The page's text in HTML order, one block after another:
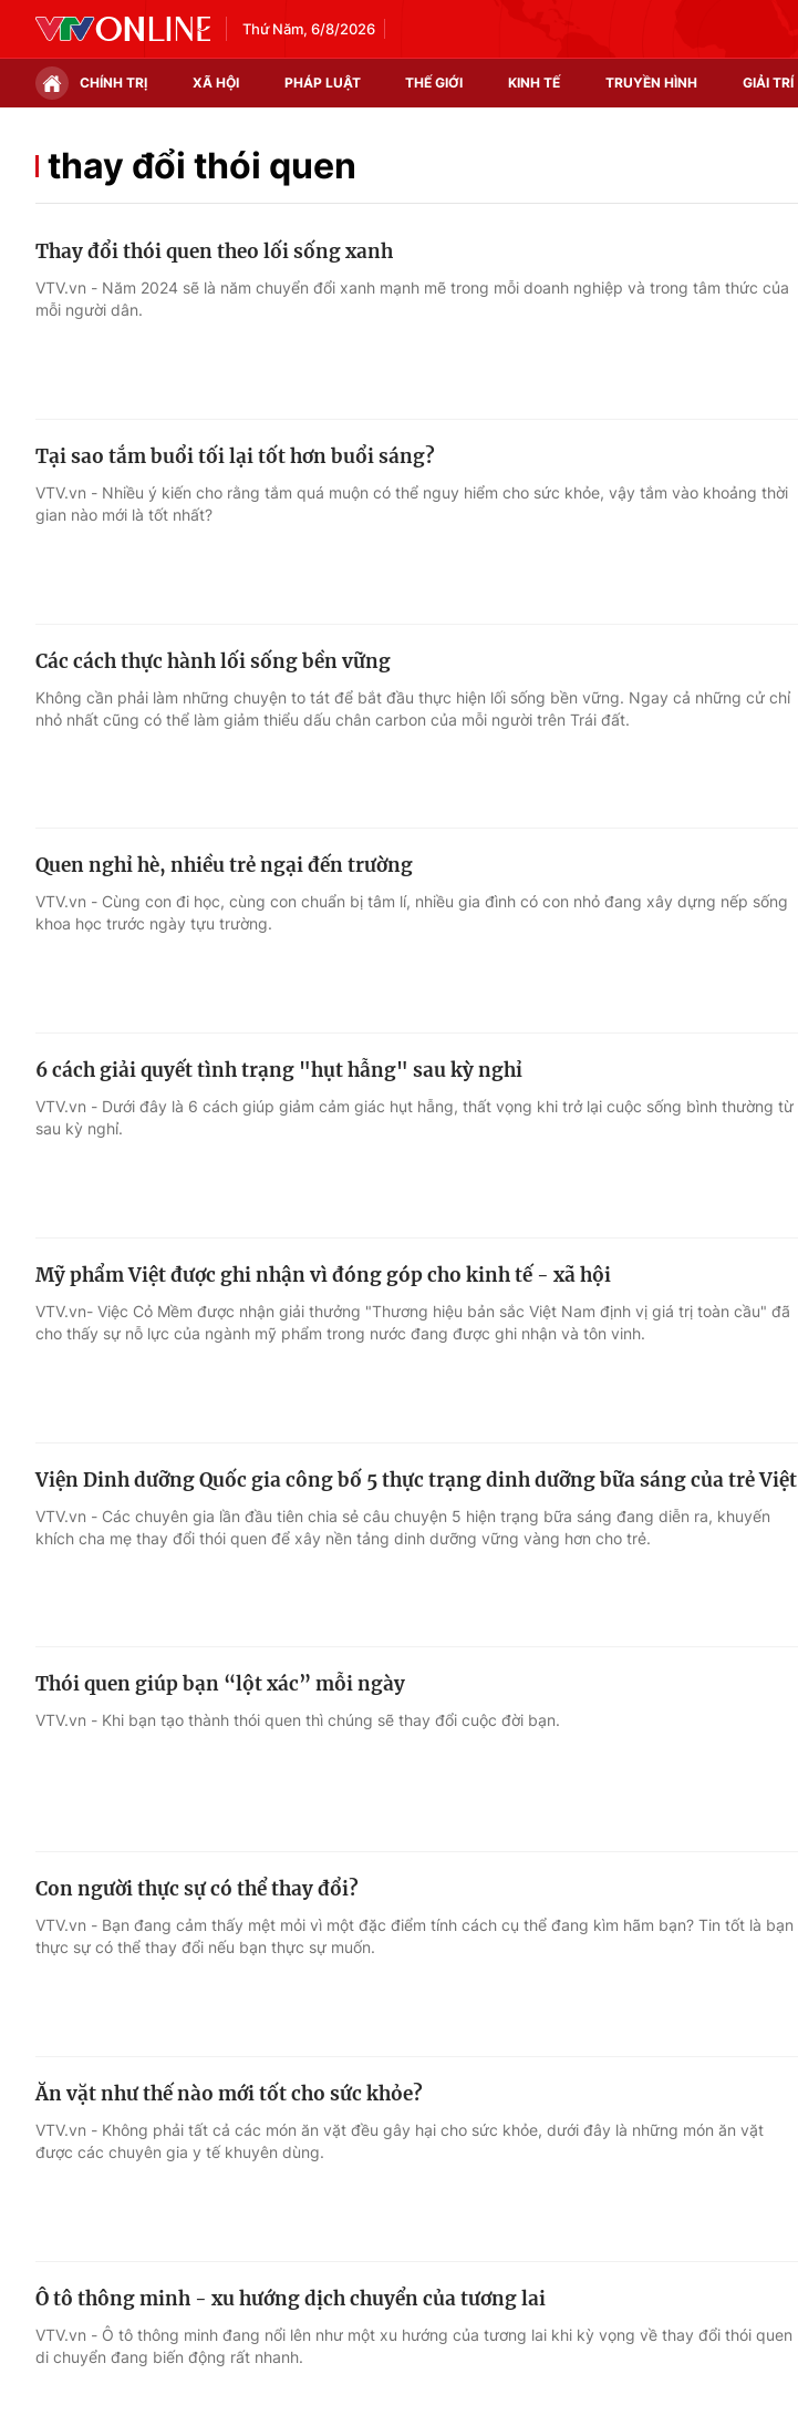
Thứ Năm, 6/8/2026
CHÍNH TRỊ XÃ HỘI PHÁP LUẬT THẾ GIỚI KINH TẾ TRUYỀN HÌNH GIẢI TRÍ
Chính trị
Thế giới đó đây
Điện ảnh
Âm nhạc
Sao
Du lịch
Làm đẹp
Chất lượng cuộc sống
Học trực tuyến
thay đổi thói quen
Thay đổi thói quen theo lối sống xanh
VTV.vn - Năm 2024 sẽ là năm chuyển đổi xanh mạnh mẽ trong mỗi doanh nghiệp và trong tâm thức của
mỗi người dân.
Tại sao tắm buổi tối lại tốt hơn buổi sáng?
VTV.vn - Nhiều ý kiến cho rằng tắm quá muộn có thể nguy hiểm cho sức khỏe, vậy tắm vào khoảng thời
gian nào mới là tốt nhất?
Các cách thực hành lối sống bền vững
Không cần phải làm những chuyện to tát để bắt đầu thực hiện lối sống bền vững. Ngay cả những cử chỉ
nhỏ nhất cũng có thể làm giảm thiểu dấu chân carbon của mỗi người trên Trái đất.
Quen nghỉ hè, nhiều trẻ ngại đến trường
VTV.vn - Cùng con đi học, cùng con chuẩn bị tâm lí, nhiều gia đình có con nhỏ đang xây dựng nếp sống
khoa học trước ngày tựu trường.
6 cách giải quyết tình trạng "hụt hẫng" sau kỳ nghỉ
VTV.vn - Dưới đây là 6 cách giúp giảm cảm giác hụt hẫng, thất vọng khi trở lại cuộc sống bình thường từ
sau kỳ nghỉ.
Mỹ phẩm Việt được ghi nhận vì đóng góp cho kinh tế - xã hội
VTV.vn- Việc Cỏ Mềm được nhận giải thưởng "Thương hiệu bản sắc Việt Nam định vị giá trị toàn cầu" đã
cho thấy sự nỗ lực của ngành mỹ phẩm trong nước đang được ghi nhận và tôn vinh.
Viện Dinh dưỡng Quốc gia công bố 5 thực trạng dinh dưỡng bữa sáng của trẻ Việt
VTV.vn - Các chuyên gia lần đầu tiên chia sẻ câu chuyện 5 hiện trạng bữa sáng đang diễn ra, khuyến
khích cha mẹ thay đổi thói quen để xây nền tảng dinh dưỡng vững vàng hơn cho trẻ.
Thói quen giúp bạn “lột xác” mỗi ngày
VTV.vn - Khi bạn tạo thành thói quen thì chúng sẽ thay đổi cuộc đời bạn.
Con người thực sự có thể thay đổi?
VTV.vn - Bạn đang cảm thấy mệt mỏi vì một đặc điểm tính cách cụ thể đang kìm hãm bạn? Tin tốt là bạn
thực sự có thể thay đổi nếu bạn thực sự muốn.
Ăn vặt như thế nào mới tốt cho sức khỏe?
VTV.vn - Không phải tất cả các món ăn vặt đều gây hại cho sức khỏe, dưới đây là những món ăn vặt
được các chuyên gia y tế khuyên dùng.
Ô tô thông minh - xu hướng dịch chuyển của tương lai
VTV.vn - Ô tô thông minh đang nổi lên như một xu hướng của tương lai khi kỳ vọng về thay đổi thói quen
di chuyển đang biến động rất nhanh.